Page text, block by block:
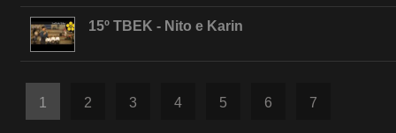
15º TBEK - Nito e Karin
1 2 3 4 5 6 7